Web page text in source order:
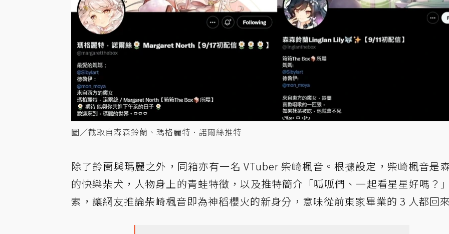
圖／截取自森森鈴蘭、瑪格麗特．諾爾絲推特
除了鈴蘭與瑪麗之外，同箱亦有一名 VTuber 柴崎楓音。根據設定，柴崎楓音是
的快樂柴犬，人物身上的青蛙特徵，以及推特簡介「呱呱們、一起看星星好嗎？
索，讓網友推論柴崎楓音即為神稻櫻火的新身分，意味從前東家畢業的 3 人都回